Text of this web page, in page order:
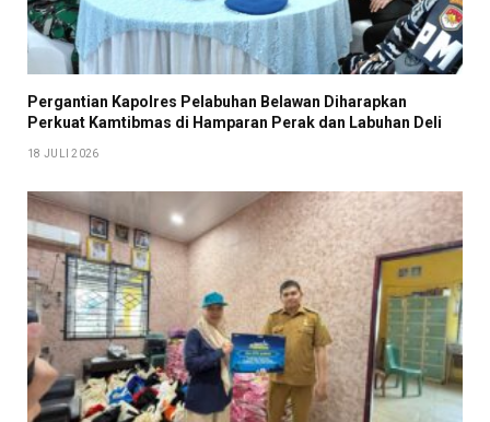
Pergantian Kapolres Pelabuhan Belawan Diharapkan
Perkuat Kamtibmas di Hamparan Perak dan Labuhan Deli
18 JULI 2026